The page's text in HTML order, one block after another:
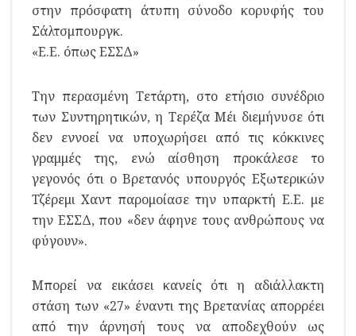
στην πρόσφατη άτυπη σύνοδο κορυφής του
Σάλτσμπουργκ.
«Ε.Ε. όπως ΕΣΣΔ»
Την περασμένη Τετάρτη, στο ετήσιο συνέδριο
των Συντηρητικών, η Τερέζα Μέι διεμήνυσε ότι
δεν εννοεί να υποχωρήσει από τις κόκκινες
γραμμές της, ενώ αίσθηση προκάλεσε το
γεγονός ότι ο Βρετανός υπουργός Εξωτερικών
Τζέρεμι Χαντ παρομοίασε την υπαρκτή Ε.Ε. με
την ΕΣΣΔ, που «δεν άφηνε τους ανθρώπους να
φύγουν».
Μπορεί να εικάσει κανείς ότι η αδιάλλακτη
στάση των «27» έναντι της Βρετανίας απορρέει
από την άρνησή τους να αποδεχθούν ως